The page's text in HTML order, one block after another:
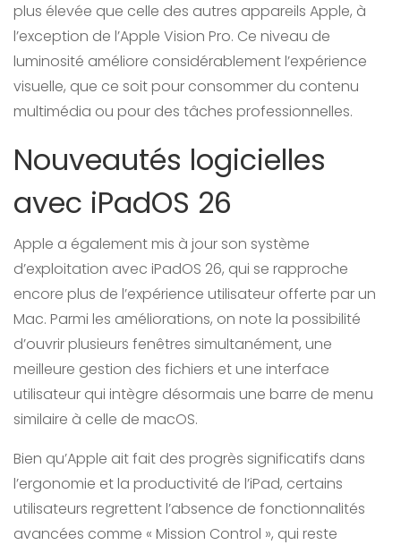
plus élevée que celle des autres appareils Apple, à
l’exception de l’Apple Vision Pro. Ce niveau de
luminosité améliore considérablement l’expérience
visuelle, que ce soit pour consommer du contenu
multimédia ou pour des tâches professionnelles.
Nouveautés logicielles
avec iPadOS 26
Apple a également mis à jour son système
d’exploitation avec iPadOS 26, qui se rapproche
encore plus de l’expérience utilisateur offerte par un
Mac. Parmi les améliorations, on note la possibilité
d’ouvrir plusieurs fenêtres simultanément, une
meilleure gestion des fichiers et une interface
utilisateur qui intègre désormais une barre de menu
similaire à celle de macOS.
Bien qu’Apple ait fait des progrès significatifs dans
l’ergonomie et la productivité de l’iPad, certains
utilisateurs regrettent l’absence de fonctionnalités
avancées comme « Mission Control », qui reste